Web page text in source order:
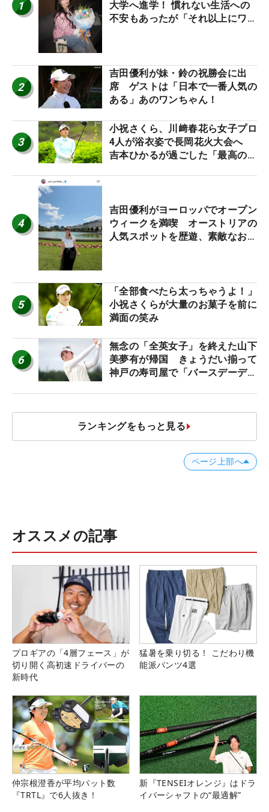
1
大学へ進学！ 慣れない生活への
不安もあったが「それ以上にワク
2
吉田優利が妹・鈴の祝勝会に出
席 ゲストは「日本で一番人気の
ある」あのワンちゃん！
3
小祝さくら、川﨑春花ら女子プロ
4人が浴衣姿で長岡花火大会へ
吉本ひかるが過ごした「最高の夏
4
吉田優利がヨーロッパでオープン
ウィークを満喫 オーストリアの
人気スポットを歴遊、素敵なお土
5
「全部食べたら太っちゃうよ！」
小祝さくらが大量のお菓子を前に
満面の笑み
6
無念の「全英女子」を終えた山下
美夢有が帰国 きょうだい揃って
神戸の寿司屋で「バースデーディ
ランキングをもっと見る
ページ上部へ
オススメの記事
プロギアの「4層フェース」が
切り開く高初速ドライバーの
新時代
猛暑を乗り切る！ こだわり機
能派パンツ4選
仲宗根澄香が平均パット数
『TRTL』で6人抜き！
新『TENSEIオレンジ』はドラ
イバーシャフトの“最適解”